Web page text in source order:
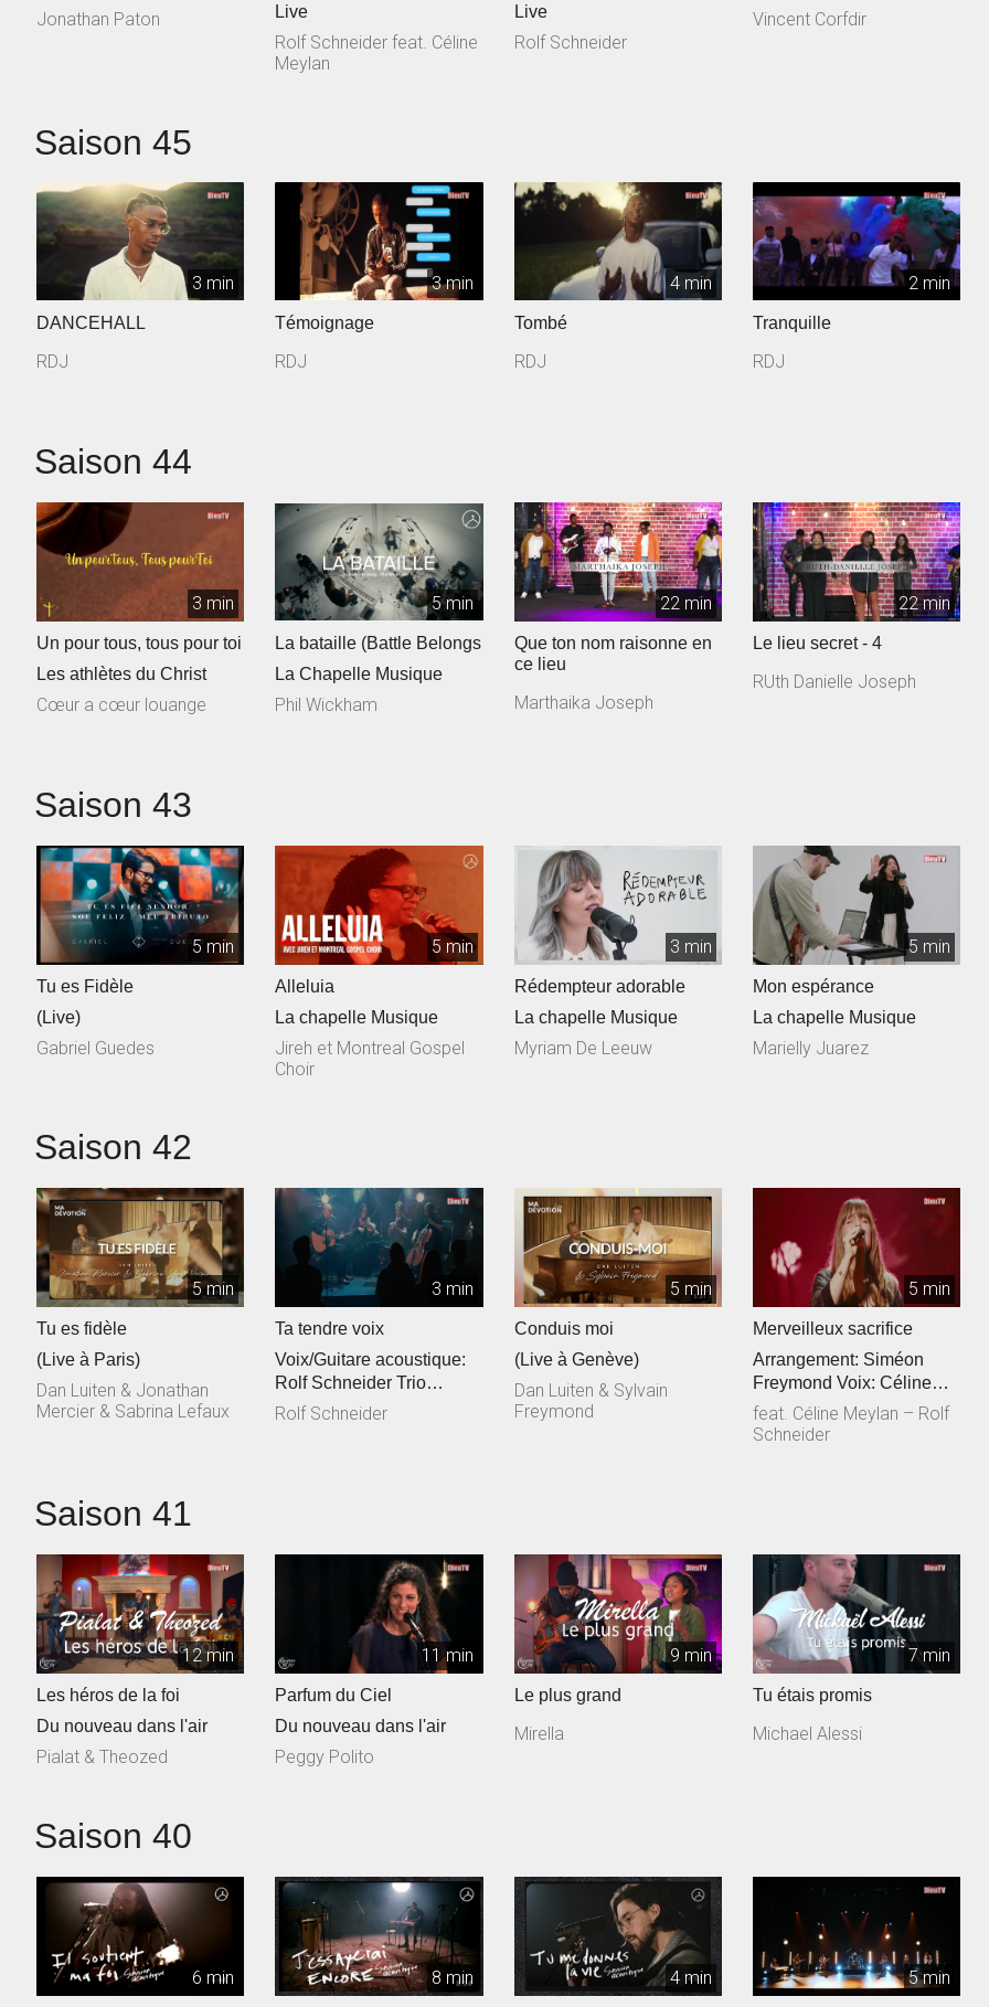
Jonathan Paton
Live
Rolf Schneider feat. Céline
Meylan
Live
Rolf Schneider
Vincent Corfdir
Saison 45
3 min
DANCEHALL
RDJ
3 min
Témoignage
RDJ
4 min
Tombé
RDJ
2 min
Tranquille
RDJ
Saison 44
3 min
Un pour tous, tous pour toi
Les athlètes du Christ
Cœur a cœur louange
5 min
La bataille (Battle Belongs
La Chapelle Musique
Phil Wickham
22 min
Que ton nom raisonne en
ce lieu
Marthaika Joseph
22 min
Le lieu secret - 4
RUth Danielle Joseph
Saison 43
5 min
Tu es Fidèle
(Live)
Gabriel Guedes
5 min
Alleluia
La chapelle Musique
Jireh et Montreal Gospel
Choir
3 min
Rédempteur adorable
La chapelle Musique
Myriam De Leeuw
5 min
Mon espérance
La chapelle Musique
Marielly Juarez
Saison 42
5 min
Tu es fidèle
(Live à Paris)
Dan Luiten & Jonathan
Mercier & Sabrina Lefaux
3 min
Ta tendre voix
Voix/Guitare acoustique:
Rolf Schneider Trio
cordes: Philippe & Jessica
Rolf Schneider
5 min
Conduis moi
(Live à Genève)
Dan Luiten & Sylvain
Freymond
5 min
Merveilleux sacrifice
Arrangement: Siméon
Freymond Voix: Céline
Meylan Guitare
acoustique: Rolf Sc...
feat. Céline Meylan – Rolf
Schneider
Saison 41
12 min
Les héros de la foi
Du nouveau dans l'air
Pialat & Theozed
11 min
Parfum du Ciel
Du nouveau dans l'air
Peggy Polito
9 min
Le plus grand
Mirella
7 min
Tu étais promis
Michael Alessi
Saison 40
6 min 8 min 4 min 5 min